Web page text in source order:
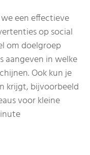
een effectieve
op social
om doelgroep
aangeven in welke
Ook kun je
krijgt, bijvoorbeeld
voor kleine